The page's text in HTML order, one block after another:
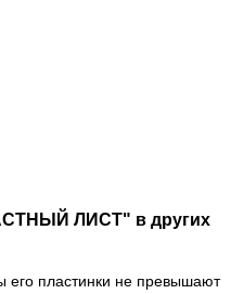
ЛИСТ" в других
его пластинки не превышают